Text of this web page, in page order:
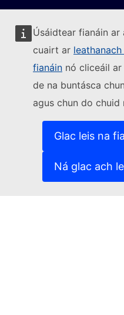
Úsáidtear fianáin ar
cuairt ar
fianáin nó cliceáil ar
de na buntásca
agus chun do chuid
Glac leis na
Ná glac ach
Lean an Coimisiún
Sonraí teagmhála
Leochaileacht TF a
Teangacha ar ár
(External link)
Beartas príobháideachais
Fógra dlíthiúil
(External
Inrochtaineacht